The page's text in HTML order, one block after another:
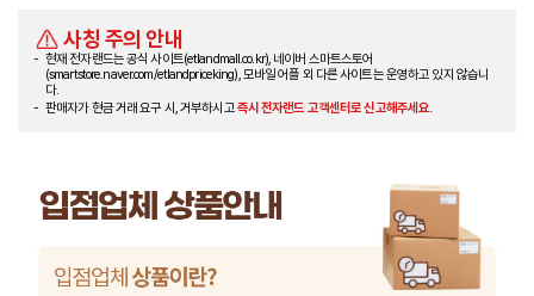
사칭 주의 안내
현재 전자랜드는 공식 사이트(etlandmall.co.kr), 네이버 스마트스토어
(smartstore.naver.com/etlandpriceking), 모바일 어플 외 다른 사이트는 운영하고 있지 않습니
다.
판매자가 현금 거래 요구 시, 거부하시고즉시 전자랜드 고객센터로 신고해주세요.